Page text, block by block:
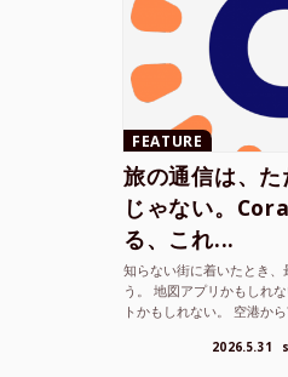
FEATURE
旅の通信は、た
じゃない。
る、これ...
知らない街に着いたとき
う。 地図アプリかもしれ
トかもしれない。 空港か
て、その街の空...2026.5.31